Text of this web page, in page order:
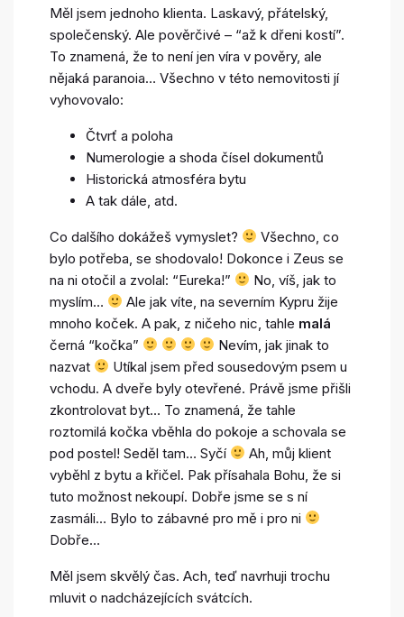
Měl jsem jednoho klienta. Laskavý, přátelský,
společenský. Ale pověrčivé – “až k dřeni kostí”.
To znamená, že to není jen víra v pověry, ale
nějaká paranoia… Všechno v této nemovitosti jí
vyhovovalo:
Čtvrť a poloha
Numerologie a shoda čísel dokumentů
Historická atmosféra bytu
A tak dále, atd.
Co dalšího dokážeš vymyslet?
Všechno, co
bylo potřeba, se shodovalo! Dokonce i Zeus se
na ni otočil a zvolal: “Eureka!”
No, víš, jak to
myslím…
Ale jak víte, na severním Kypru žije
mnoho koček. A pak, z ničeho nic, tahle malá
černá “kočka”
Nevím, jak jinak to
nazvat
Utíkal jsem před sousedovým psem u
vchodu. A dveře byly otevřené. Právě jsme přišli
zkontrolovat byt… To znamená, že tahle
roztomilá kočka vběhla do pokoje a schovala se
pod postel! Seděl tam… Syčí
Ah, můj klient
vyběhl z bytu a křičel. Pak přísahala Bohu, že si
tuto možnost nekoupí. Dobře jsme se s ní
zasmáli… Bylo to zábavné pro mě i pro ni
Dobře…
Měl jsem skvělý čas. Ach, teď navrhuji trochu
mluvit o nadcházejících svátcích.